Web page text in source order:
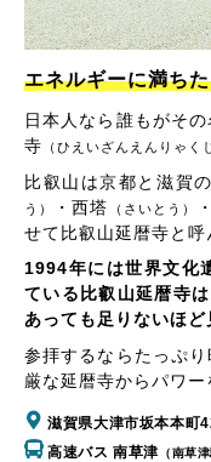
エネルギーに満ち
日本人なら誰もがそ
寺 （ひえいざんえんりゃく
比叡山は京都と滋賀
う）
・西塔 （さいとう）
せて比叡山延暦寺と呼
1994年には世界文化
ている比叡山延暦寺
あっても足りないほど
参拝するならたっぷ
厳な延暦寺からパワー
滋賀県大津市坂本本町
高速バス 南草津 （南草